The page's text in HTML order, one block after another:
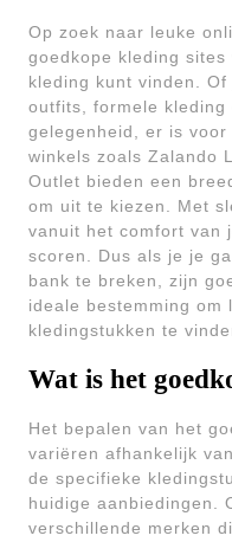
Op zoek naar leuke
goedkope kleding
kleding kunt vinden.
outfits, formele
gelegenheid, er is
winkels zoals Zalando
Outlet bieden een
om uit te kiezen. Met
vanuit het comfort van
scoren. Dus als je je
bank te breken, zijn
ideale bestemming om
kledingstukken te
Wat is het
Het bepalen van het
variëren afhankelijk
de specifieke
huidige aanbiedingen.
verschillende merken